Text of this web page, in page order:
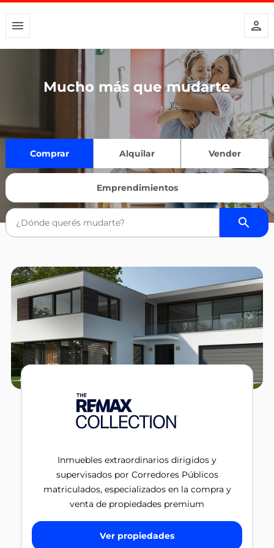
Mucho más que mudarte
Comprar Alquilar Vender
Emprendimientos
Inmuebles extraordinarios dirigidos y
supervisados por Corredores Públicos
matriculados, especializados en la compra y
venta de propiedades premium
Ver propiedades